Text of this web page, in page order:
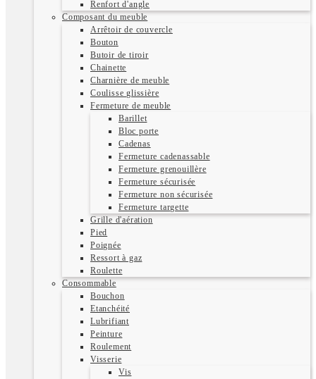
Renfort d'angle
Composant du meuble
Arrêtoir de couvercle
Bouton
Butoir de tiroir
Chainette
Charnière de meuble
Coulisse glissière
Fermeture de meuble
Barillet
Bloc porte
Cadenas
Fermeture cadenassable
Fermeture grenouillère
Fermeture sécurisée
Fermeture non sécurisée
Fermeture targette
Grille d'aération
Pied
Poignée
Ressort à gaz
Roulette
Consommable
Bouchon
Etanchéité
Lubrifiant
Peinture
Roulement
Visserie
Vis